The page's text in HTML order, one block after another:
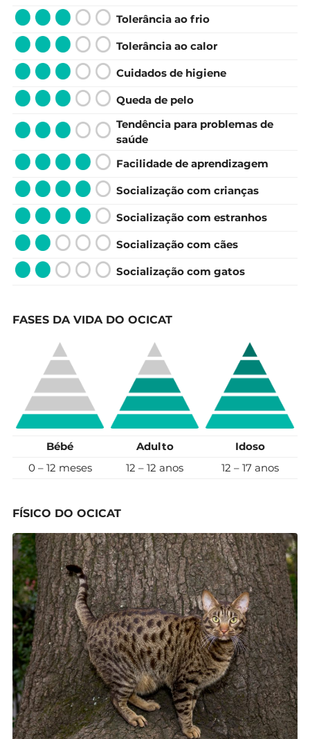
Tolerância ao frio
Tolerância ao calor
Cuidados de higiene
Queda de pelo
Tendência para problemas de
saúde
Facilidade de aprendizagem
Socialização com crianças
Socialização com estranhos
Socialização com cães
Socialização com gatos
FASES DA VIDA DO OCICAT
Bébé Adulto
Idoso
0 – 12 meses
12 – 12 anos 12 – 17 anos
FÍSICO DO OCICAT